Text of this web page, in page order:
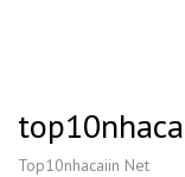
Top10nhacaiin Net